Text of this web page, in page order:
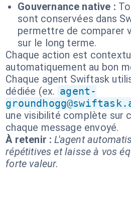
Gouvernance native :
sont conservées dans
permettre de comparer
sur le long terme.
Chaque action est
automatiquement au bon
Chaque agent Swiftask
dédiée (ex. agent-
une visibilité complète sur
chaque message envoyé.
À retenir : L'agent
répétitives et laisse à vos
forte valeur.